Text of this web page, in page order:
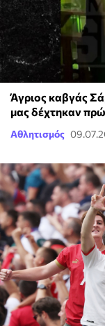
Άγριος καβγάς
μας δέχτηκαν
Αθλητισμός